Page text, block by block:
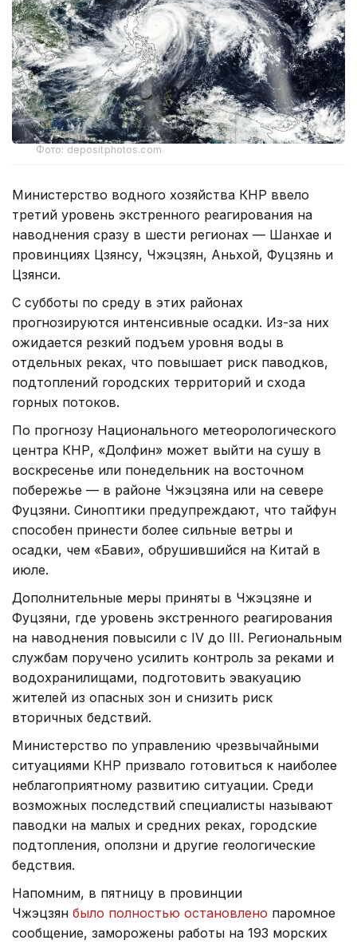
Фото: depositphotos.com
Министерство водного хозяйства КНР ввело
третий уровень экстренного реагирования на
наводнения сразу в шести регионах — Шанхае и
провинциях Цзянсу, Чжэцзян, Аньхой, Фуцзянь и
Цзянси.
С субботы по среду в этих районах
прогнозируются интенсивные осадки. Из-за них
ожидается резкий подъем уровня воды в
отдельных реках, что повышает риск паводков,
подтоплений городских территорий и схода
горных потоков.
По прогнозу Национального метеорологического
центра КНР, «Долфин» может выйти на сушу в
воскресенье или понедельник на восточном
побережье — в районе Чжэцзяна или на севере
Фуцзяни. Синоптики предупреждают, что тайфун
способен принести более сильные ветры и
осадки, чем «Бави», обрушившийся на Китай в
июле.
Дополнительные меры приняты в Чжэцзяне и
Фуцзяни, где уровень экстренного реагирования
на наводнения повысили с IV до III. Региональным
службам поручено усилить контроль за реками и
водохранилищами, подготовить эвакуацию
жителей из опасных зон и снизить риск
вторичных бедствий.
Министерство по управлению чрезвычайными
ситуациями КНР призвало готовиться к наиболее
неблагоприятному развитию ситуации. Среди
возможных последствий специалисты называют
паводки на малых и средних реках, городские
подтопления, оползни и другие геологические
бедствия.
Напомним, в пятницу в провинции
Чжэцзян было полностью остановлено паромное
сообщение, заморожены работы на 193 морских